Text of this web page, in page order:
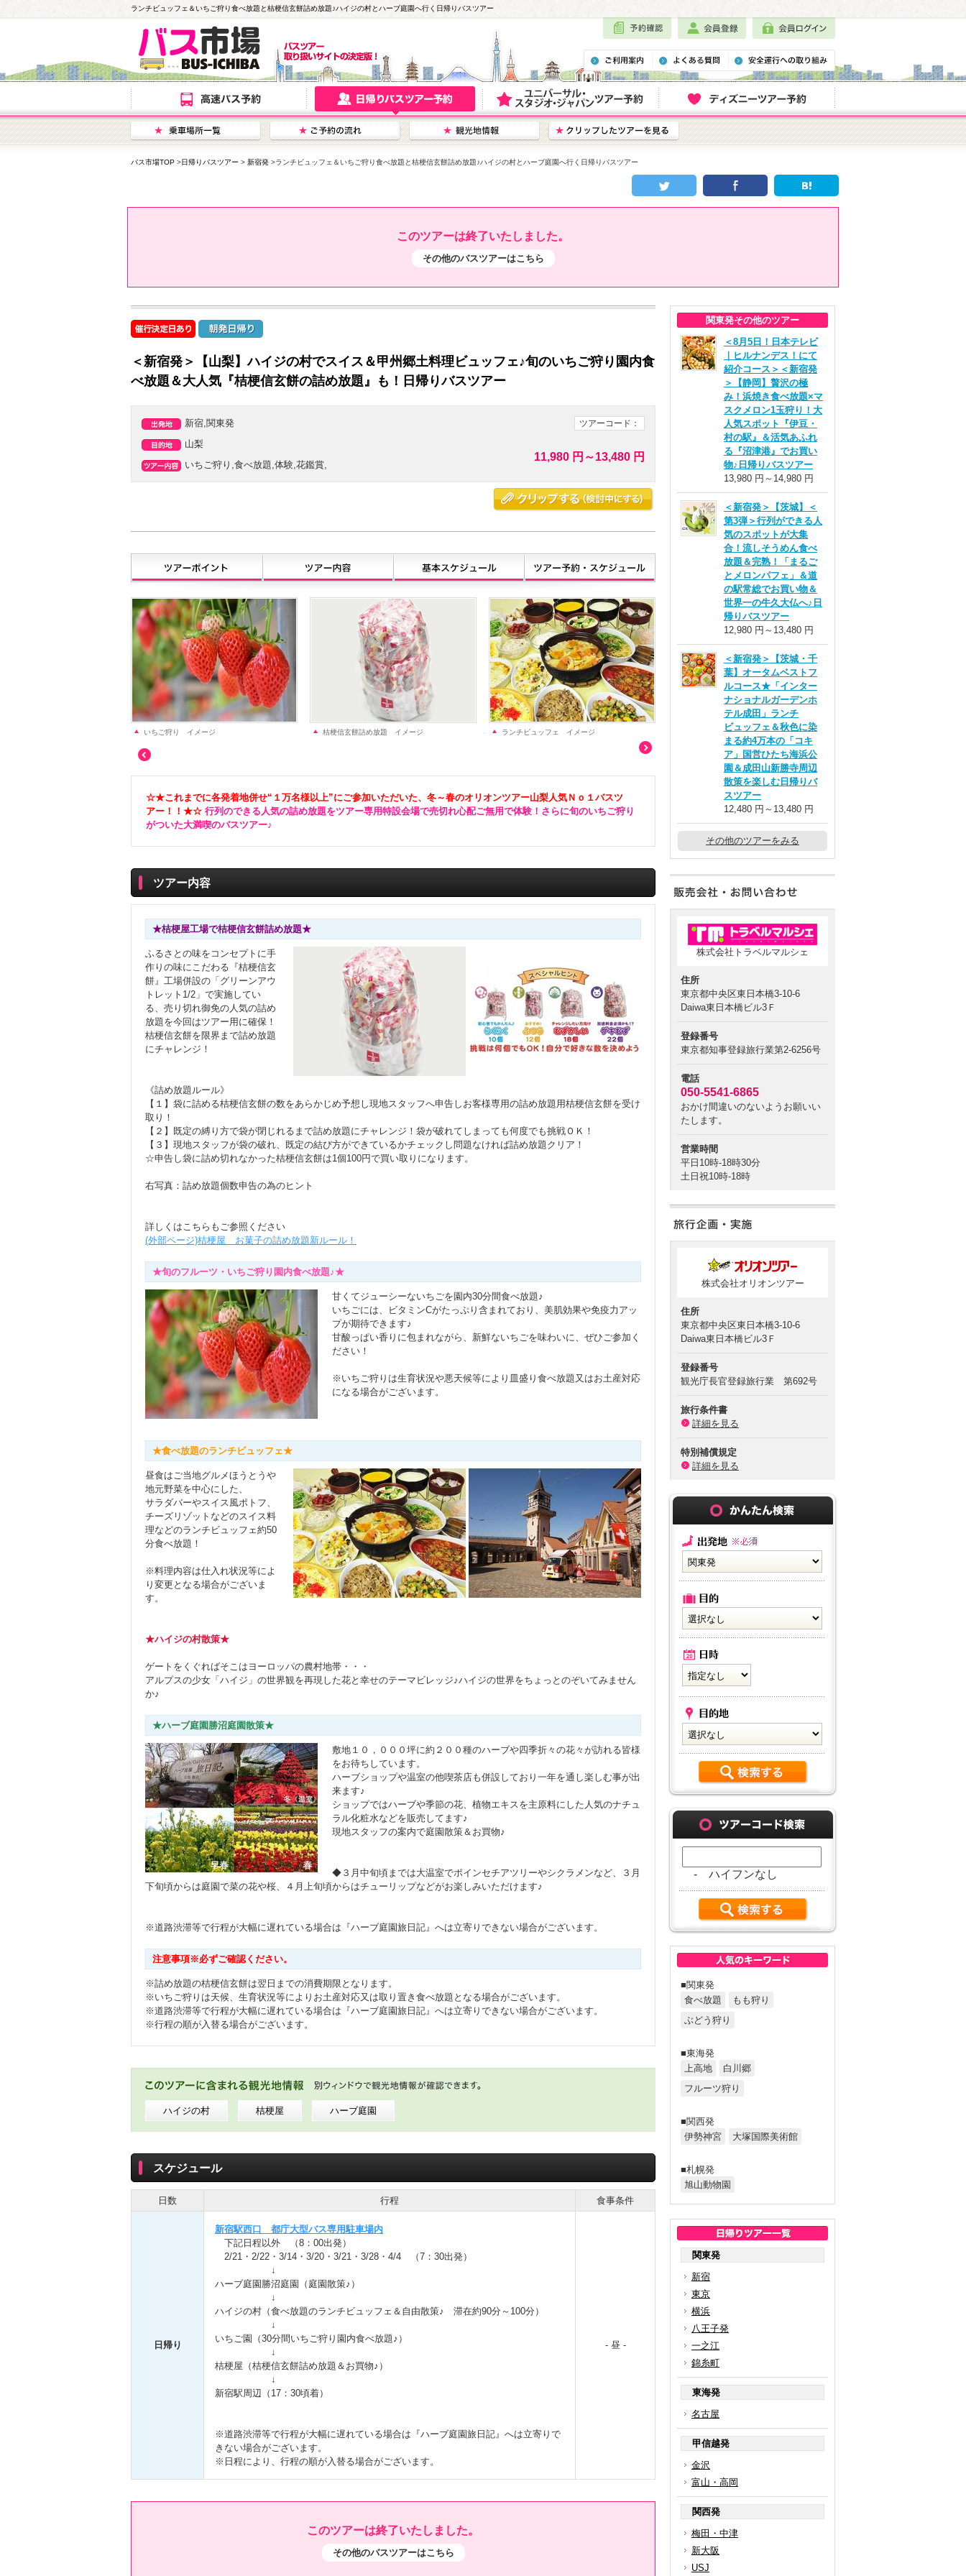
ランチビュッフェ＆いちご狩り食べ放題と桔梗信玄餅詰め放題♪ハイジの村とハーブ庭園へ行く日帰りバスツアー
バス市場TOP >日帰りバスツアー > 新宿発 >ランチビュッフェ＆いちご狩り食べ放題と桔梗信玄餅詰め放題♪ハイジの村とハーブ庭園へ行く日帰りバスツアー
このツアーは終了いたしました。
その他のバスツアーはこちら
関東発その他のツアー
＜8月5日！日本テレビ
｜ヒルナンデス！にて
紹介コース＞＜新宿発
＞【静岡】贅沢の極
み！浜焼き食べ放題×マ
スクメロン1玉狩り！大
人気スポット『伊豆・
村の駅』＆活気あふれ
る『沼津港』でお買い
物♪日帰りバスツアー
13,980 円～14,980 円
＜新宿発＞【茨城】＜
第3弾＞行列ができる人
気のスポットが大集
合！流しそうめん食べ
放題＆完熟！「まるご
とメロンパフェ」＆道
の駅常総でお買い物＆
世界一の牛久大仏へ♪日
帰りバスツアー
12,980 円～13,480 円
＜新宿発＞【茨城・千
葉】オータムベストフ
ルコース★「インター
ナショナルガーデンホ
テル成田」ランチ
ビュッフェ＆秋色に染
まる約4万本の「コキ
ア」国営ひたち海浜公
園＆成田山新勝寺周辺
散策を楽しむ日帰りバ
スツアー
12,480 円～13,480 円
その他のツアーをみる
株式会社トラベルマルシェ
住所
東京都中央区東日本橋3-10-6
Daiwa東日本橋ビル3Ｆ
登録番号
東京都知事登録旅行業第2-6256号
電話
050-5541-6865
おかけ間違いのないようお願いい
たします。
営業時間
平日10時-18時30分
土日祝10時-18時
株式会社オリオンツアー
住所
東京都中央区東日本橋3-10-6
Daiwa東日本橋ビル3Ｆ
登録番号
観光庁長官登録旅行業 第692号
旅行条件書
詳細を見る
特別補償規定
詳細を見る
- ハイフンなし
■関東発
食べ放題
もも狩り
ぶどう狩り
■東海発
上高地
白川郷
フルーツ狩り
■関西発
伊勢神宮
大塚国際美術館
■札幌発
旭山動物園
関東発
新宿
東京
横浜
八王子発
一之江
錦糸町
東海発
名古屋
甲信越発
金沢
富山・高岡
関西発
梅田・中津
新大阪
USJ
＜新宿発＞【山梨】ハイジの村でスイス＆甲州郷土料理ビュッフェ♪旬のいちご狩り園内食
べ放題＆大人気『桔梗信玄餅の詰め放題』も！日帰りバスツアー
ツアーコード：
11,980 円～13,480 円
新宿,関東発
山梨
いちご狩り,食べ放題,体験,花鑑賞,
いちご狩り イメージ 桔梗信玄餅詰め放題 イメージ ランチビュッフェ イメージ ハイジの村 イメージ
☆★これまでに各発着地併せ“１万名様以上”にご参加いただいた、冬～春のオリオンツアー山梨人気Ｎｏ１バスツ
アー！！★☆ 行列のできる人気の詰め放題をツアー専用特設会場で売切れ心配ご無用で体験！さらに旬のいちご狩り
がついた大満喫のバスツアー♪
ツアー内容
★桔梗屋工場で桔梗信玄餅詰め放題★
ふるさとの味をコンセプトに手
作りの味にこだわる『桔梗信玄
餅』工場併設の「グリーンアウ
トレット1/2」で実施してい
る、売り切れ御免の人気の詰め
放題を今回はツアー用に確保！
桔梗信玄餅を限界まで詰め放題
にチャレンジ！
《詰め放題ルール》
【１】袋に詰める桔梗信玄餅の数をあらかじめ予想し現地スタッフへ申告しお客様専用の詰め放題用桔梗信玄餅を受け
取り！
【２】既定の縛り方で袋が閉じれるまで詰め放題にチャレンジ！袋が破れてしまっても何度でも挑戦ＯＫ！
【３】現地スタッフが袋の破れ、既定の結び方ができているかチェックし問題なければ詰め放題クリア！
☆申告し袋に詰め切れなかった桔梗信玄餅は1個100円で買い取りになります。
右写真：詰め放題個数申告の為のヒント
詳しくはこちらもご参照ください
(外部ページ)桔梗屋 お菓子の詰め放題新ルール！
★旬のフルーツ・いちご狩り園内食べ放題♪★
甘くてジューシーないちごを園内30分間食べ放題♪
いちごには、ビタミンCがたっぷり含まれており、美肌効果や免疫力アッ
プが期待できます♪
甘酸っぱい香りに包まれながら、新鮮ないちごを味わいに、ぜひご参加く
ださい！
※いちご狩りは生育状況や悪天候等により皿盛り食べ放題又はお土産対応
になる場合がございます。
★食べ放題のランチビュッフェ★
昼食はご当地グルメほうとうや
地元野菜を中心にした、
サラダバーやスイス風ポトフ、
チーズリゾットなどのスイス料
理などのランチビュッフェ約50
分食べ放題！
※料理内容は仕入れ状況等によ
り変更となる場合がございま
す。
★ハイジの村散策★
ゲートをくぐればそこはヨーロッパの農村地帯・・・
アルプスの少女「ハイジ」の世界観を再現した花と幸せのテーマビレッジ♪ハイジの世界をちょっとのぞいてみません
か♪
★ハーブ庭園勝沼庭園散策★
敷地１０，０００坪に約２００種のハーブや四季折々の花々が訪れる皆様
をお待ちしています。
ハーブショップや温室の他喫茶店も併設しており一年を通し楽しむ事が出
来ます♪
ショップではハーブや季節の花、植物エキスを主原料にした人気のナチュ
ラル化粧水などを販売してます♪
現地スタッフの案内で庭園散策＆お買物♪
◆３月中旬頃までは大温室でポインセチアツリーやシクラメンなど、３月
下旬頃からは庭園で菜の花や桜、４月上旬頃からはチューリップなどがお楽しみいただけます♪
※道路渋滞等で行程が大幅に遅れている場合は『ハーブ庭園旅日記』へは立寄りできない場合がございます。
注意事項※必ずご確認ください。
※詰め放題の桔梗信玄餅は翌日までの消費期限となります。
※いちご狩りは天候、生育状況等によりお土産対応又は取り置き食べ放題となる場合がございます。
※道路渋滞等で行程が大幅に遅れている場合は『ハーブ庭園旅日記』へは立寄りできない場合がございます。
※行程の順が入替る場合がございます。
ハイジの村 桔梗屋 ハーブ庭園
スケジュール
日数 行程 食事条件
日帰り
新宿駅西口 都庁大型バス専用駐車場内
下記日程以外 （8：00出発）
2/21・2/22・3/14・3/20・3/21・3/28・4/4 （7：30出発）
↓
ハーブ庭園勝沼庭園（庭園散策♪）
↓
ハイジの村（食べ放題のランチビュッフェ＆自由散策♪ 滞在約90分～100分）
↓
いちご園（30分間いちご狩り園内食べ放題♪）
↓
桔梗屋（桔梗信玄餅詰め放題＆お買物♪）
↓
新宿駅周辺（17：30頃着）
※道路渋滞等で行程が大幅に遅れている場合は『ハーブ庭園旅日記』へは立寄りで
きない場合がございます。
※日程により、行程の順が入替る場合がございます。
- 昼 -
このツアーは終了いたしました。
その他のバスツアーはこちら